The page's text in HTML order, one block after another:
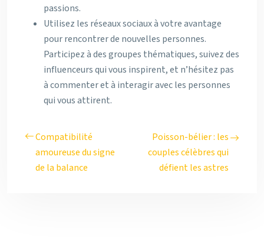
passions.
Utilisez les réseaux sociaux à votre avantage
pour rencontrer de nouvelles personnes.
Participez à des groupes thématiques, suivez des
influenceurs qui vous inspirent, et n’hésitez pas
à commenter et à interagir avec les personnes
qui vous attirent.
Compatibilité
amoureuse du signe
de la balance
Poisson-bélier : les
couples célèbres qui
défient les astres